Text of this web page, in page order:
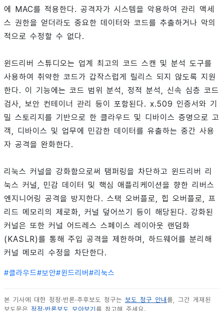
에 MAC를 적용한다. 공격자가 시스템을 악용하여 관리 액세
스 권한을 얻더라도 중요한 데이터와 코드를 추출하거나 악의
적으로 수정할 수 없다.
윈드리버 스튜디오는 업계 최고의 코드 스캔 및 분석 도구를
사용하여 취약한 코드가 갑작스럽게 릴리스 되지 않도록 지원
한다. 이 기능에는 코드 범위 분석, 정적 분석, 신속 심층 코드
검사, 보안 컨테이너 관리 등이 포함된다. x.509 인증서와 기
밀 스토리지를 기반으로 한 클라우드 및 디바이스 증명으로 고
객, 디바이스 및 업무에 민감한 데이터를 유출하는 중간 사용
자 공격을 완화한다.
리눅스 커널을 강화함으로써 탬퍼링을 차단하고 윈드리버 리
눅스 커널, 민감 데이터 및 핵심 애플리케이션을 향한 리버스
엔지니어링 공격을 방지한다. 스택 오버플로, 힙 오버플로, 프
리드 메모리의 제로화, 커널 덮어쓰기 등이 해당된다. 강화된
커널은 또한 커널 어드레스 스페이스 레이아웃 랜덤화
(KASLR)를 통해 주입 공격을 제한하며, 하드웨어를 분리해
커널 메모리 수정을 차단한다.
#클라우드#보안#윈드리버 #리눅스
본 기사에 대한 정정·반론·추후보도 청구는 보도 청구 안내 를, 그간 게재된
보도문은 정정·반론보도 모아보기 를 참고해 주세요.